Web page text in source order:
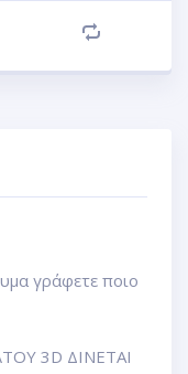
γράφετε ποιο
3D ΔΙΝΕΤΑΙ